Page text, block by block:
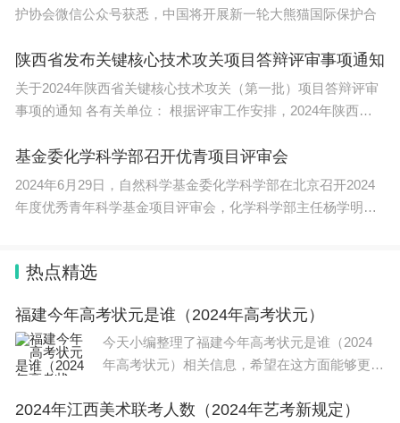
答：以上措施自发布之日起施行，有效期至202
责任部门所有。
问：《海淀区统筹疫情防控和稳定经济增长若干
措施》出台后的各部门下一步工作计划?
策、用好政策。同时，落实责任单位责任人，定期上
报政策落实进度，加强政策执行效果评价和督导。
护协会微信公众号获悉，中国将开展新一轮大熊猫国际保护合
陕西省发布关键核心技术攻关项目答辩评审事项通知
关于2024年陕西省关键核心技术攻关（第一批）项目答辩评审
事项的通知 各有关单位： 根据评审工作安排，2024年陕西省
基金委化学科学部召开优青项目评审会
2024年6月29日，自然科学基金委化学科学部在北京召开2024
年度优秀青年科学基金项目评审会，化学科学部主任杨学明院
热点精选
福建今年高考状元是谁（2024年高考状元）
今天小编整理了福建今年高考状元是谁（2024
年高考状元）相关信息，希望在这方面能够更好
021福建理科状元钱炜楠，高考总分712分，就
2024年江西美术联考人数（2024年艺考新规定）